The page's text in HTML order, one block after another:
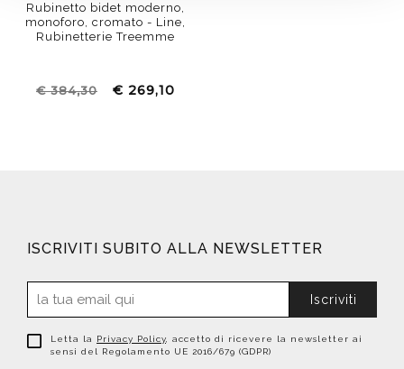
Rubinetto bidet moderno,
monoforo, cromato - Line,
Rubinetterie Treemme
€ 384,30 € 269,10
ISCRIVITI SUBITO ALLA NEWSLETTER
Iscriviti
Letta la Privacy Policy , accetto di ricevere la newsletter ai
sensi del Regolamento UE 2016/679 (GDPR)